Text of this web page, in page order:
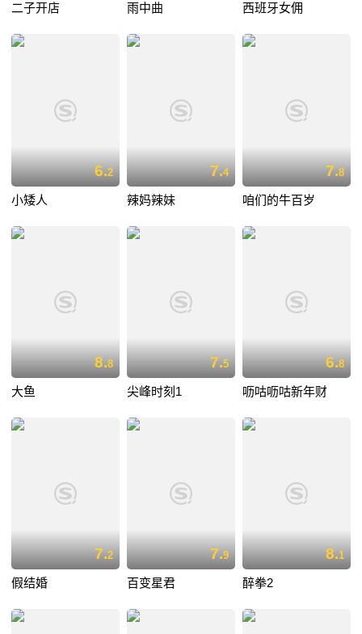
二子开店 雨中曲 西班牙女佣
6.2
小矮人
7.4
辣妈辣妹
7.8
咱们的牛百岁
8.8
大鱼
7.5
尖峰时刻1
6.8
呖咕呖咕新年财
7.2
假结婚
7.9
百变星君
8.1
醉拳2